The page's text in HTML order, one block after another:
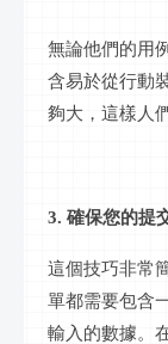
無論他們的用
含易於從行動
夠大，這樣人
3. 確保您的提
這個技巧非常
單都需要包含
輸入的數據。